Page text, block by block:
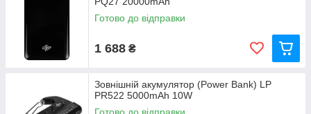
Готово до відправки
1 688 ₴
Зовнішній акумулятор (Power Bank) LP
PR522 5000mAh 10W